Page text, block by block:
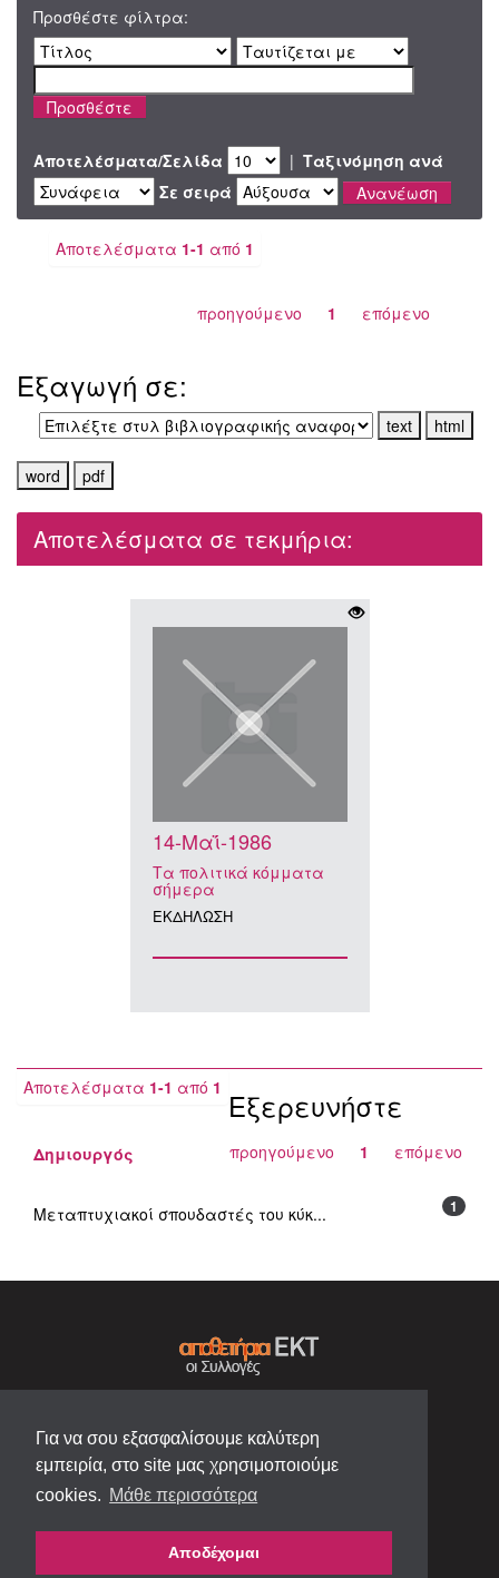
Για να σου εξασφαλίσουμε καλύτερη
εμπειρία, στο site μας χρησιμοποιούμε
cookies. Μάθε περισσότερα
Αποδέχομαι
Προσθέστε φίλτρα:
Αποτελέσματα/Σελίδα | Ταξινόμηση ανά
Σε σειρά
Αποτελέσματα 1-1 από 1
προηγούμενο 1 επόμενο
Εξαγωγή σε:
Αποτελέσματα σε τεκμήρια:
14-Μαΐ-1986
Τα πολιτικά κόμματα
σήμερα
ΕΚΔΗΛΩΣΗ
Αποτελέσματα 1-1 από 1
προηγούμενο 1 επόμενο
Εξερευνήστε
Δημιουργός
1
Μεταπτυχιακοί σπουδαστές του κύκ...